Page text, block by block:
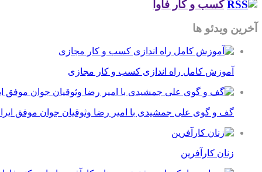
کسب و کار فاوا
آخرین ویدئو ها
آموزش کامل راه اندازی کسب و کار مجازی
گف و گوی علی جمشیدی با امیر رضا وثوقیان جوان موفق
زنان کارآفرین